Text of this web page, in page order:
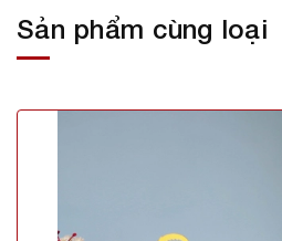
Sản phẩm cùng loại